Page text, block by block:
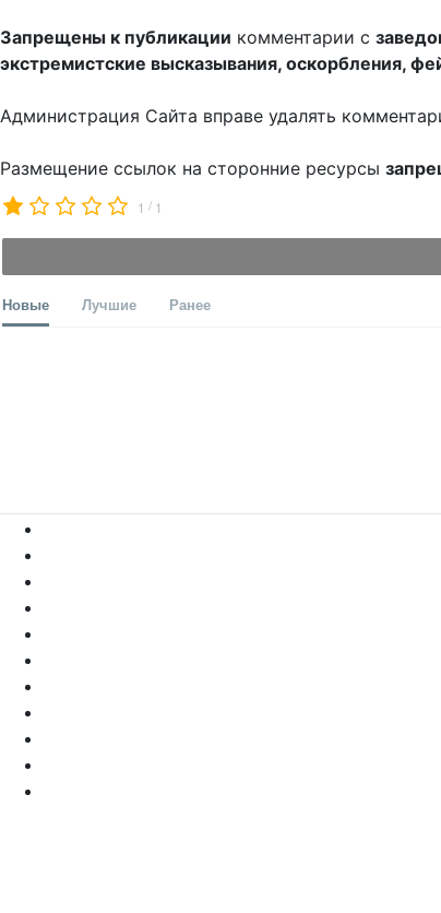
Запрещены к публикации комментарии с
экстремистские высказывания, оскорбления,
Администрация Сайта вправе удалять
Размещение ссылок на сторонние ресурсы
1 / 1
Новые Лучшие Ранее